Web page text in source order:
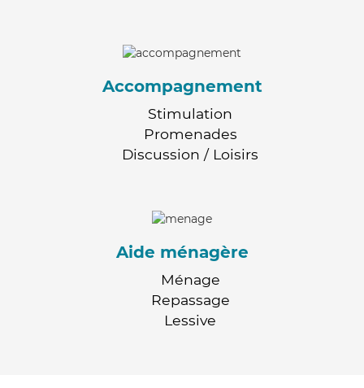
Accompagnement
Stimulation
Promenades
Discussion / Loisirs
Aide ménagère
Ménage
Repassage
Lessive